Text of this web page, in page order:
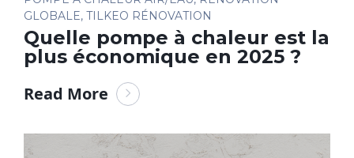
GLOBALE, TILKEO RÉNOVATION
Quelle pompe à chaleur est la
plus économique en 2025 ?
Read More